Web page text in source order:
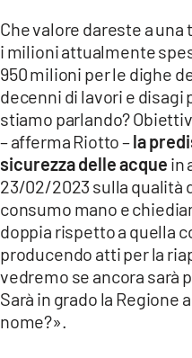
Che valore dareste a una
i milioni attualmente
950 milioni per le dighe
decenni di lavori e disagi
stiamo parlando?
– afferma Riotto –la
sicurezza delle acque in
23/02/2023 sulla qualità
consumo mano e
doppia rispetto a quella
producendo atti per la
vedremo se ancora sarà
Sarà in grado la Regione
nome?».